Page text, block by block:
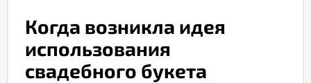
Когда возникла идея
использования
свадебного букета